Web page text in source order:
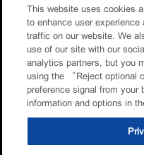
This website uses cookies
to enhance user
traffic on our website. We
use of our site with our
analytics partners, but you
using the “Reject optional
preference signal from your
information and options in